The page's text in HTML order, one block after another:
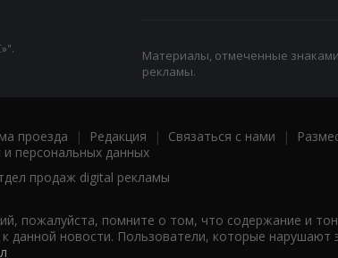
Материалы, отмеченные
рекламы.
проезда | Редакция | Связаться с нами |
персональных данных
продаж digital рекламы
пожалуйста, помните о том, что содержание и
новости. Пользователи, которые нарушают